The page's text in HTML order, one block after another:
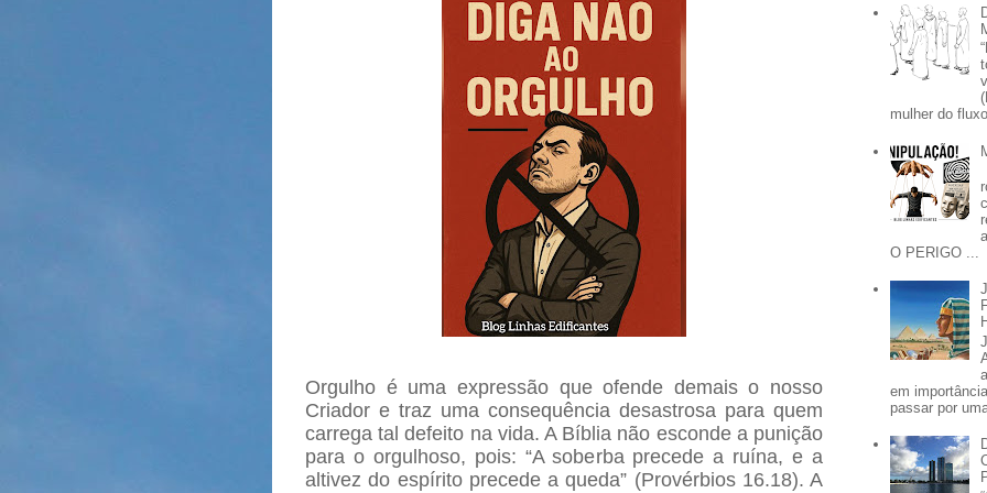
Orgulho é uma expressão que ofende demais o nosso
Criador e traz uma consequência desastrosa para quem
carrega tal defeito na vida. A Bíblia não esconde a punição
para o orgulhoso, pois: “A soberba precede a ruína, e a
altivez do espírito precede a queda” (Provérbios 16.18). A
mulher do
O PERIGO ...
em
passar por